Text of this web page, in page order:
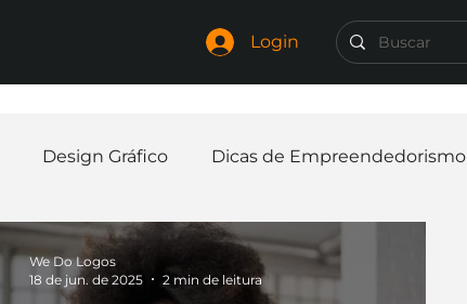
Login
Design Gráfico Dicas de Empreendedorismo
Identidade Visual Marca Nome para Empresa
We Do Logos
18 de jun. de 2025
2 min de leitura